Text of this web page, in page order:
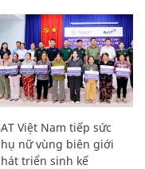
Việt Nam tiếp sức
nữ vùng biên giới
triển sinh kế